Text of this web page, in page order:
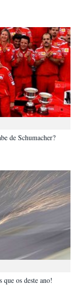
de Schumacher?
que os deste ano!